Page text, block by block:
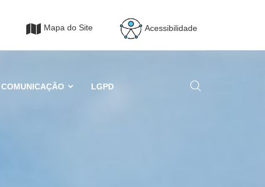
Mapa do Site Acessibilidade
COMUNICAÇÃO LGPD